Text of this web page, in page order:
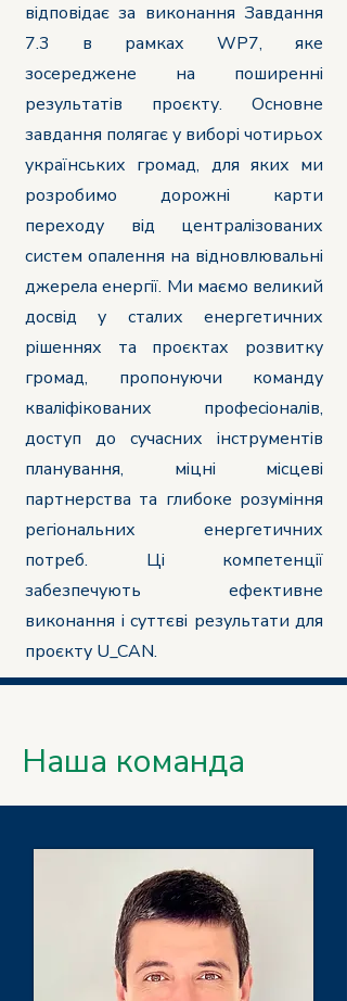
відповідає за виконання Завдання
7.3 в рамках WP7, яке
зосереджене на поширенні
результатів проєкту. Основне
завдання полягає у виборі чотирьох
українських громад, для яких ми
розробимо дорожні карти
переходу від централізованих
систем опалення на відновлювальні
джерела енергії. Ми маємо великий
досвід у сталих енергетичних
рішеннях та проєктах розвитку
громад, пропонуючи команду
кваліфікованих професіоналів,
доступ до сучасних інструментів
планування, міцні місцеві
партнерства та глибоке розуміння
регіональних енергетичних
потреб. Ці компетенції
забезпечують ефективне
виконання і суттєві результати для
проєкту U_CAN.
Наша команда